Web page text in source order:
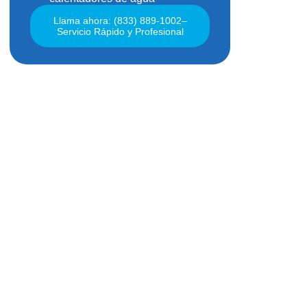
Llama ahora: (833) 889-1002–
Servicio Rápido y Profesional